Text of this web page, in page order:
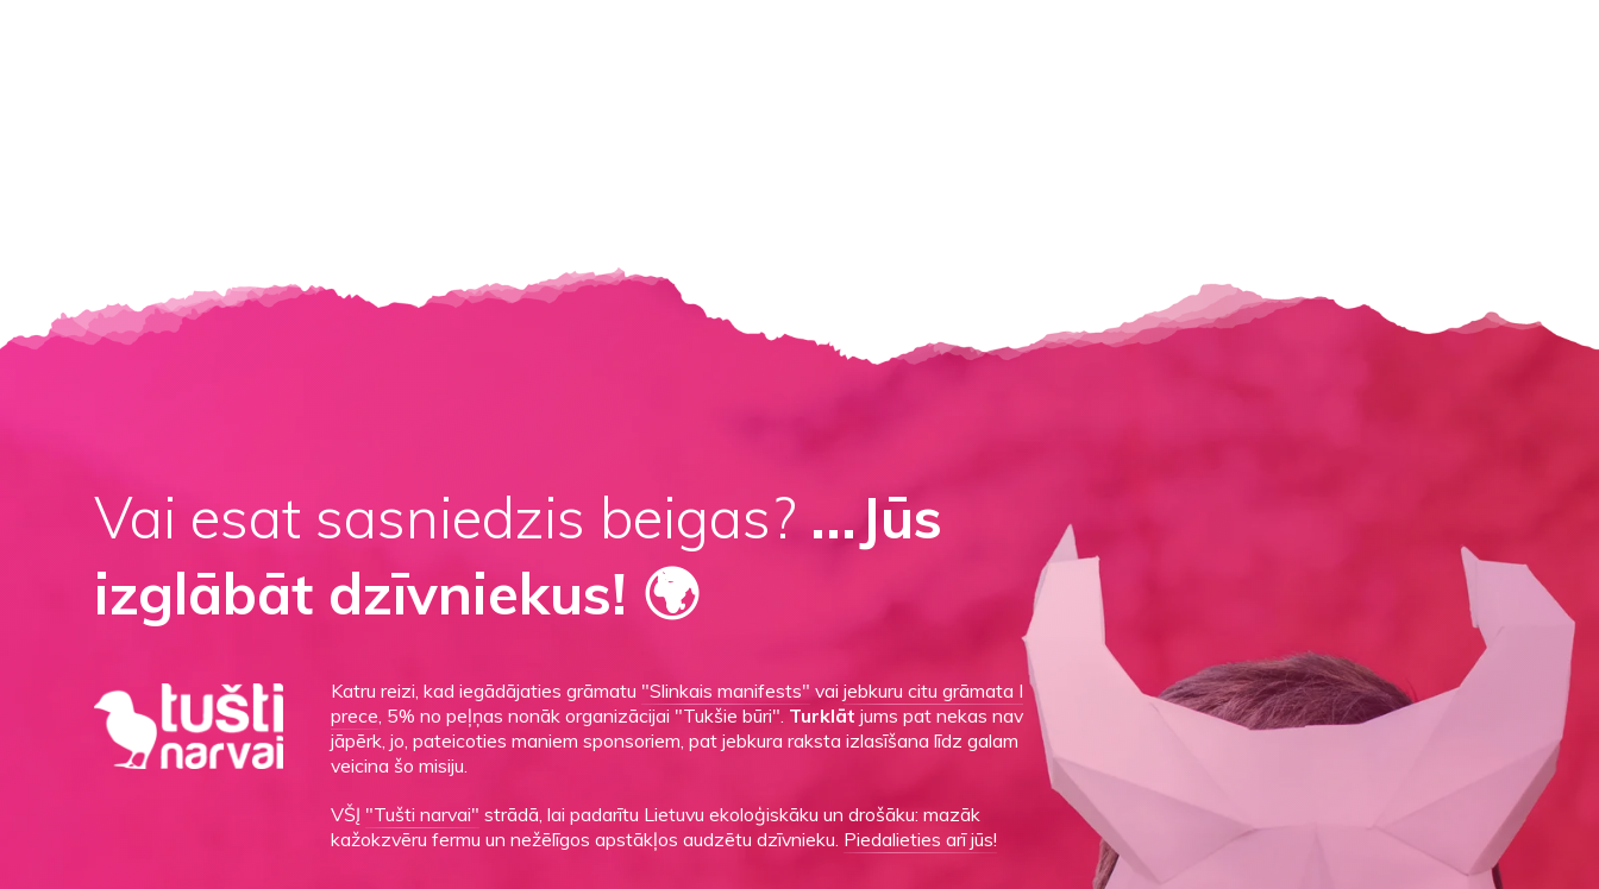
Vai esat sasniedzis beigas? ...Jūs
izglābāt dzīvniekus! 🌍
Katru reizi, kad iegādājaties grāmatu "Slinkais manifests" vai jebkuru citu grāmata I
prece , 5% no peļņas nonāk organizācijai "Tukšie būri". Turklāt jums pat nekas nav
jāpērk, jo, pateicoties maniem sponsoriem, pat jebkura raksta izlasīšana līdz galam
veicina šo misiju.
VŠĮ "Tušti narvai" strādā, lai padarītu Lietuvu ekoloģiskāku un drošāku: mazāk
kažokzvēru fermu un nežēlīgos apstākļos audzētu dzīvnieku. Piedalieties arī jūs!